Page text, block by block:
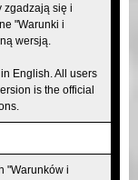
Osaka
zgadzają się i
"Warunki i
wersją.
English. All users
is the official
"Warunków i